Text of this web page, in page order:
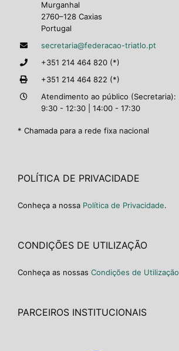
Murganhal
2760–128 Caxias
Portugal
secretaria@federacao-triatlo.pt
+351 214 464 820 (*)
+351 214 464 822 (*)
Atendimento ao público (Secretaria):
9:30 - 12:30 | 14:00 - 17:30
* Chamada para a rede fixa nacional
POLÍTICA DE PRIVACIDADE
Conheça a nossa Política de Privacidade.
CONDIÇÕES DE UTILIZAÇÃO
Conheça as nossas Condições de Utilização
PARCEIROS INSTITUCIONAIS